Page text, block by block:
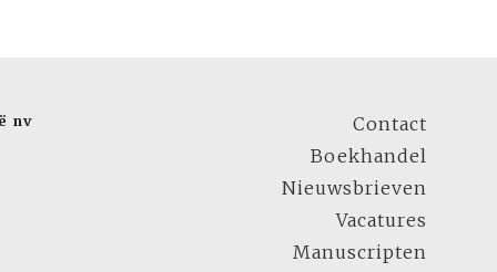
nv
Contact
Boekhandel
Nieuwsbrieven
Vacatures
Manuscripten